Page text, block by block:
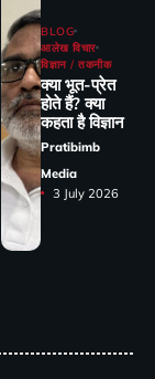
BLOG
आलेख विचार
विज्ञान / तकनीक
क्या भूत-प्रेत
होते हैं? क्या
कहता है विज्ञान
Pratibimb
Media
3 July 2026